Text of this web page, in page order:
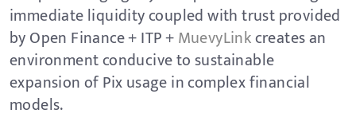
immediate liquidity coupled with trust provided
by Open Finance + ITP +MuevyLinkcreates an
environment conducive to sustainable
expansion of Pix usage in complex financial
models.